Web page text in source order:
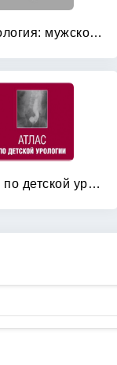
Андрология: мужское здоровье и дисфункция репродуктивной системы
Атлас по детской урологии